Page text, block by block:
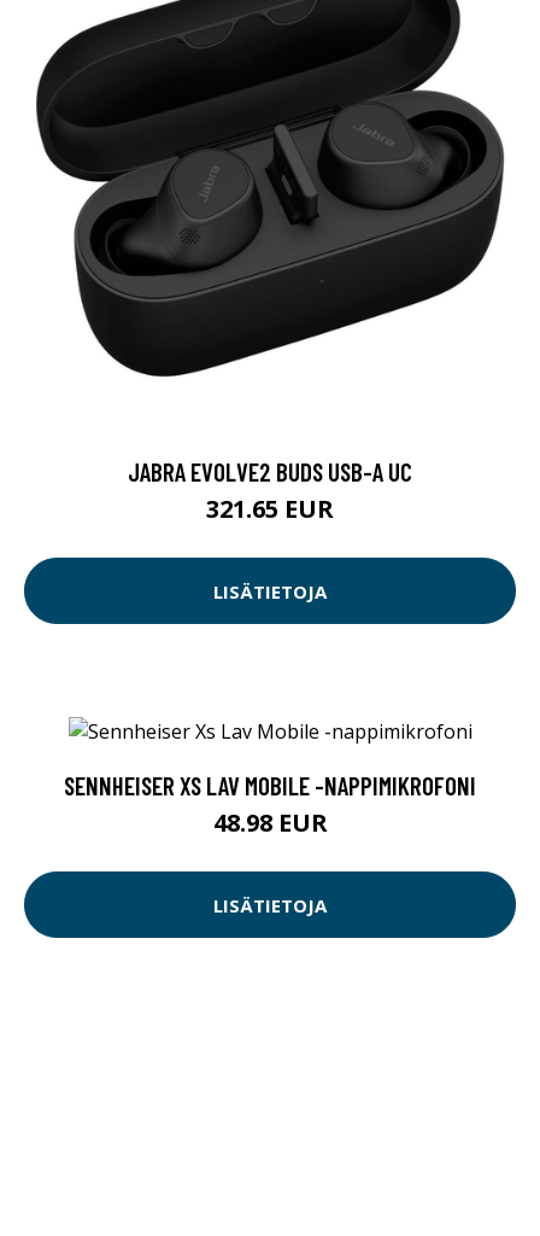
JABRA EVOLVE2 BUDS USB-A UC
321.65 EUR
LISÄTIETOJA
SENNHEISER XS LAV MOBILE -NAPPIMIKROFONI
48.98 EUR
LISÄTIETOJA